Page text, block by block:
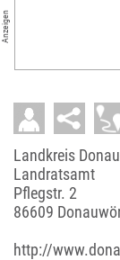
Anzeigen
Landkreis
Landratsamt
Pflegstr. 2
86609
http://